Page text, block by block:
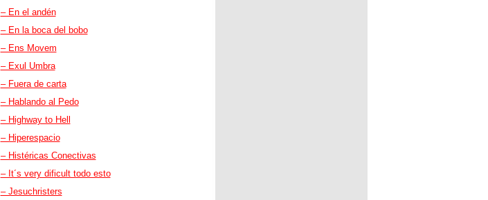
– En el andén
– En la boca del bobo
– Ens Movem
– Exul Umbra
– Fuera de carta
– Hablando al Pedo
– Highway to Hell
– Hiperespacio
– Histéricas Conectivas
– It´s very dificult todo esto
– Jesuchristers